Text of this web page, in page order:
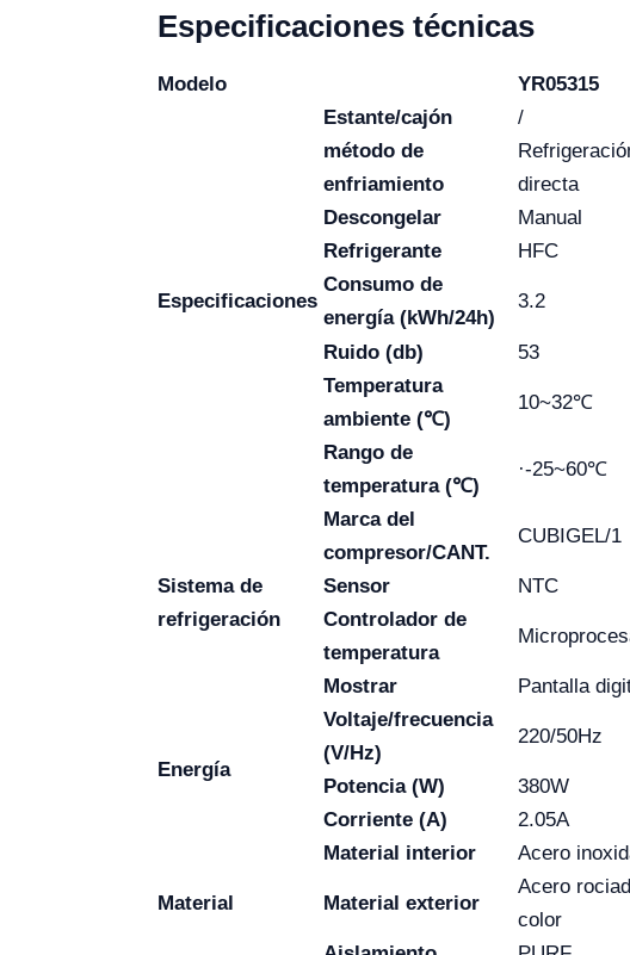
Especificaciones técnicas
Modelo YR05315
Especificaciones
Estante/cajón
/
método de
enfriamiento
directa
Descongelar
Manual
Refrigerante
HFC
Consumo de
energía (kWh/24h)
3.2
Ruido (db)
53
Temperatura
ambiente (℃)
10~32℃
Rango de
temperatura (℃)
·-25~60℃
Sistema de
refrigeración
Marca del
compresor/CANT.
CUBIGEL/1
Sensor
NTC
Controlador de
temperatura
Mostrar Pantalla
Energía
Voltaje/frecuencia
(V/Hz)
220/50Hz
Potencia (W)
380W
Corriente (A)
2.05A
Material
Material interior Acero
Material exterior
Acero
color